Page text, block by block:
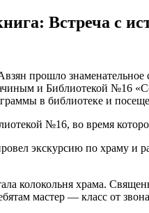
Встреча с
прошло
и Библиотекой №16
в библиотеке и
№16, во время
экскурсию по храму и
колокольня храма.
мастер — класс от